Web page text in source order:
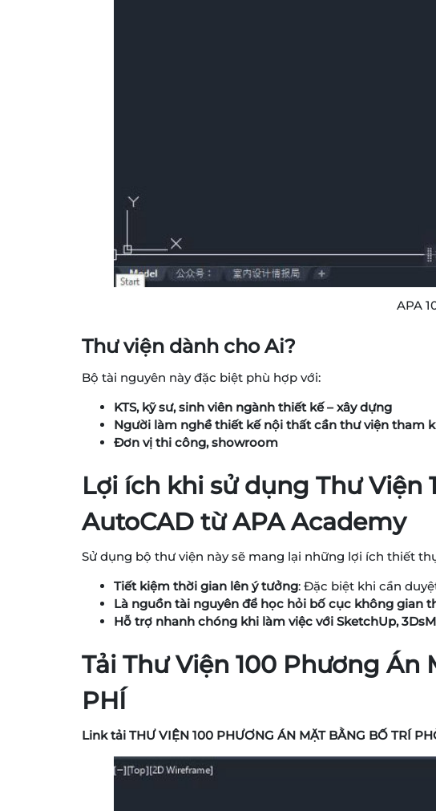
APA
Thư viện dành cho Ai?
Bộ tài nguyên này đặc biệt phù hợp với:
KTS, kỹ sư, sinh viên ngành thiết kế – xây dựng
Người làm nghề thiết kế nội thất cần thư viện tham
Đơn vị thi công, showroom
Lợi ích khi sử dụng Thư
AutoCAD từ APA Academy
Sử dụng bộ thư viện này sẽ mang lại những lợi ích thiết
Tiết kiệm thời gian lên ý tưởng: Đặc biệt khi cần
Là nguồn tài nguyên để học hỏi bố cục không gian
Hỗ trợ nhanh chóng khi làm việc với SketchUp,
Tải Thư Viện 100 Phương
PHÍ
Link tải THƯ VIỆN 100 PHƯƠNG ÁN MẶT BẰNG BỐ TRÍ